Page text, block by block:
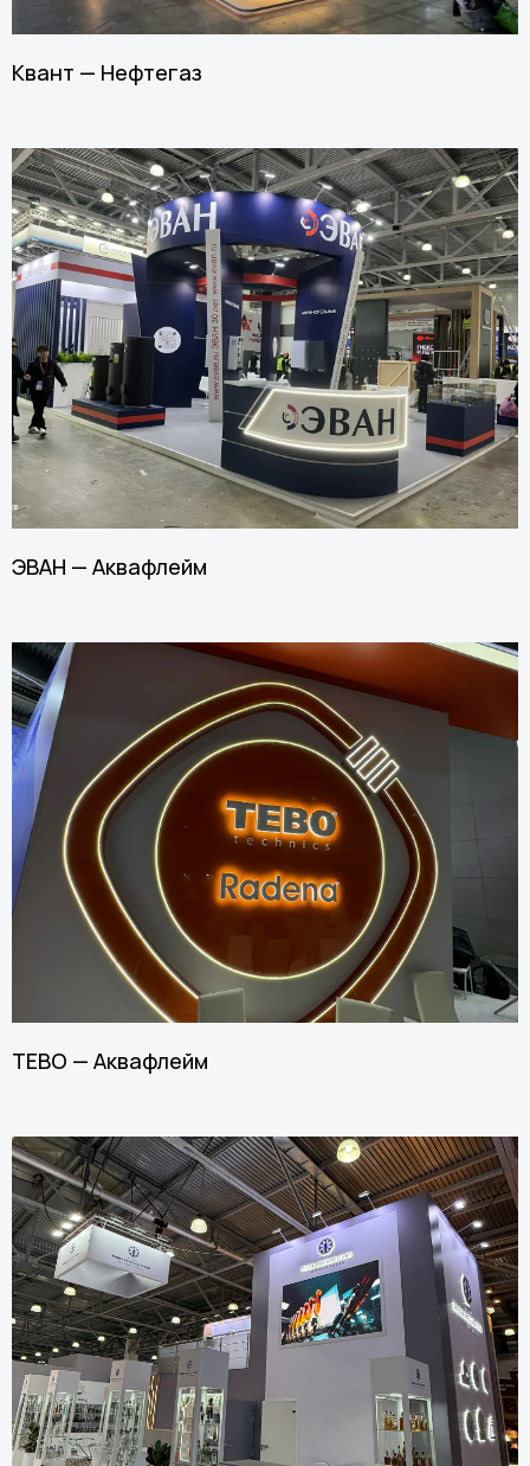
Квант — Нефтегаз
ЭВАН — Аквафлейм
TEBO — Аквафлейм